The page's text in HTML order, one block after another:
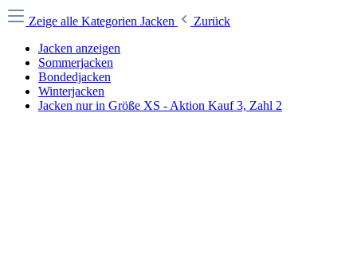
Zeige alle Kategorien Jacken
Zurück
Jacken anzeigen
Sommerjacken
Bondedjacken
Winterjacken
Jacken nur in Größe XS - Aktion Kauf 3, Zahl 2